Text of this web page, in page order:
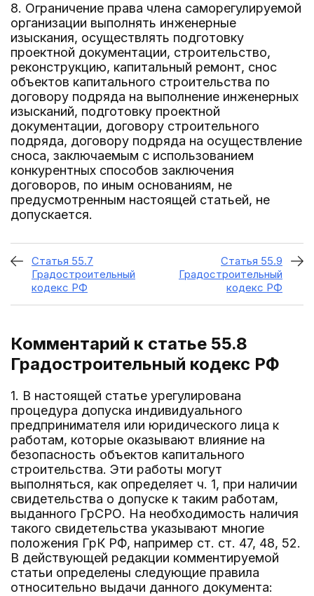
8. Ограничение права члена саморегулируемой
организации выполнять инженерные
изыскания, осуществлять подготовку
проектной документации, строительство,
реконструкцию, капитальный ремонт, снос
объектов капитального строительства по
договору подряда на выполнение инженерных
изысканий, подготовку проектной
документации, договору строительного
подряда, договору подряда на осуществление
сноса, заключаемым с использованием
конкурентных способов заключения
договоров, по иным основаниям, не
предусмотренным настоящей статьей, не
допускается.
Статья 55.7
Градостроительный
кодекс РФ
Статья 55.9
Градостроительный
кодекс РФ
Комментарий к статье 55.8
Градостроительный кодекс РФ
1. В настоящей статье урегулирована
процедура допуска индивидуального
предпринимателя или юридического лица к
работам, которые оказывают влияние на
безопасность объектов капитального
строительства. Эти работы могут
выполняться, как определяет ч. 1, при наличии
свидетельства о допуске к таким работам,
выданного ГрСРО. На необходимость наличия
такого свидетельства указывают многие
положения ГрК РФ, например ст. ст. 47, 48, 52.
В действующей редакции комментируемой
статьи определены следующие правила
относительно выдачи данного документа: